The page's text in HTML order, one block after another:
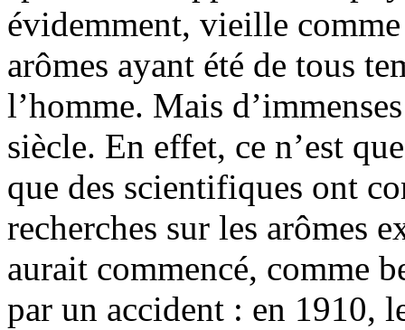
évidemment, vieille
arômes ayant été de tous
l’homme. Mais
siècle. En effet, ce n’est
que des scientifiques ont
recherches sur les arômes
aurait commencé, comme
par un accident : en 1910,